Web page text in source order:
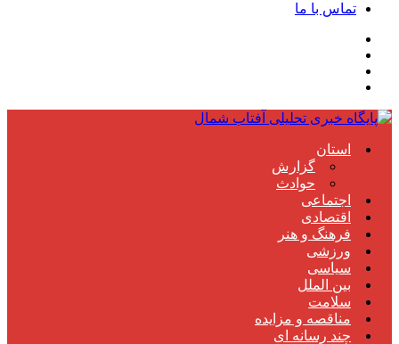
تماس با ما
استان
گزارش
حوادث
اجتماعی
اقتصادی
فرهنگ و هنر
ورزشی
سیاسی
بین الملل
سلامت
مناقصه و مزایده
چند رسانه ای